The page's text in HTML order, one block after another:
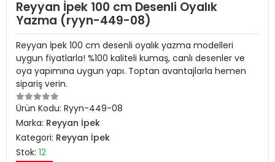
Reyyan İpek 100 cm Desenli Oyalık
Yazma (ryyn-449-08)
Reyyan İpek 100 cm desenli oyalık yazma modelleri
uygun fiyatlarla! %100 kaliteli kumaş, canlı desenler ve
oya yapımına uygun yapı. Toptan avantajlarla hemen
sipariş verin.
Ürün Kodu: Ryyn-449-08
Marka: Reyyan İpek
Kategori: Reyyan İpek
Stok: 12